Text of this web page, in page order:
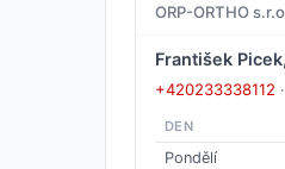
ORP-ORTHO s.r.o
František
+420233338112 ·
DEN
Pondělí